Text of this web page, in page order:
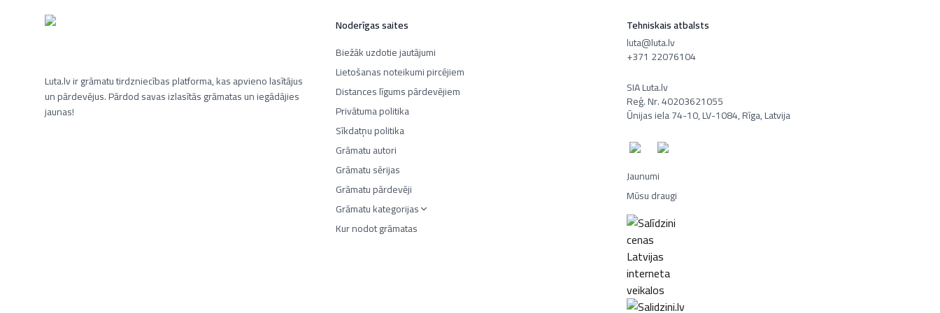
Luta.lv ir grāmatu tirdzniecības platforma, kas apvieno lasītājus
un pārdevējus. Pārdod savas izlasītās grāmatas un iegādājies
jaunas!
Noderīgas saites
Biežāk uzdotie jautājumi
Lietošanas noteikumi pircējiem
Distances līgums pārdevējiem
Privātuma politika
Sīkdatņu politika
Grāmatu autori
Grāmatu sērijas
Grāmatu pārdevēji
Grāmatu kategorijas
Kur nodot grāmatas
Tehniskais atbalsts
luta@luta.lv
+371 22076104
SIA Luta.lv
Reģ. Nr. 40203621055
Ūnijas iela 74-10, LV-1084, Rīga, Latvija
Jaunumi
Mūsu draugi